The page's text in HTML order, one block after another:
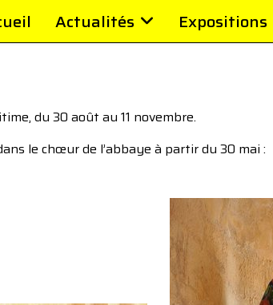
Actualités Expositions
du 30 août au 11 novembre.
le chœur de l’abbaye à partir du 30 mai :